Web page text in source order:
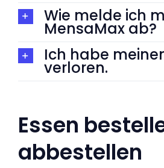
Wie melde ich
MensaMax ab?
Ich habe
verloren.
Essen
abbestellen